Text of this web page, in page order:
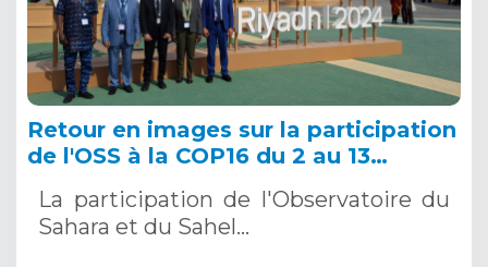
Retour en images sur la participation
de l'OSS à la COP16 du 2 au 13
Saoudite
La participation de l'Observatoire du
Sahara et du Sahel…